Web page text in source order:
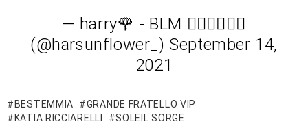
— harry🌹 - BLM ✊🏿✊🏾✊🏽
(@harsunflower_) September 14,
2021
BESTEMMIA
GRANDE FRATELLO VIP
KATIA RICCIARELLI
SOLEIL SORGE